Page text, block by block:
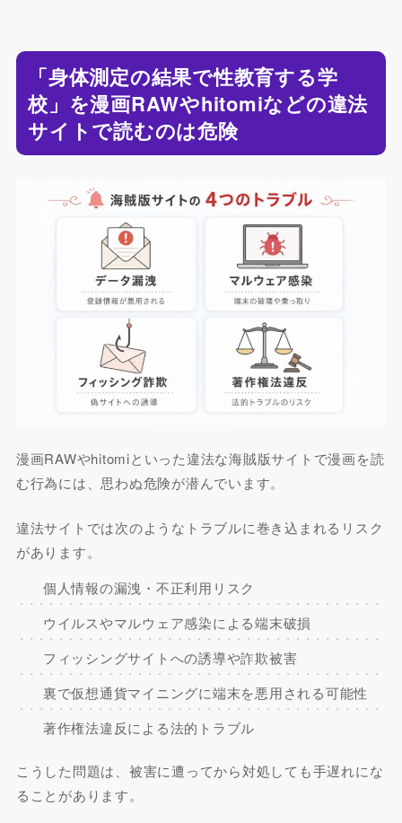
「身体測定の結果で性教育する学
校」を漫画RAWやhitomiなどの違法
サイトで読むのは危険
漫画RAWやhitomiといった違法な海賊版サイトで漫画を読
む行為には、思わぬ危険が潜んでいます。
違法サイトでは次のようなトラブルに巻き込まれるリスク
があります。
個人情報の漏洩・不正利用リスク
ウイルスやマルウェア感染による端末破損
フィッシングサイトへの誘導や詐欺被害
裏で仮想通貨マイニングに端末を悪用される可能性
著作権法違反による法的トラブル
こうした問題は、被害に遭ってから対処しても手遅れにな
ることがあります。